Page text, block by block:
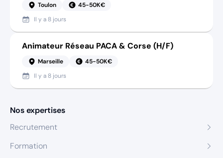
Toulon
45-50K€
Il y a 8 jours
Animateur Réseau PACA & Corse (H/F)
Marseille
45-50K€
Il y a 8 jours
Nos expertises
Recrutement
Formation